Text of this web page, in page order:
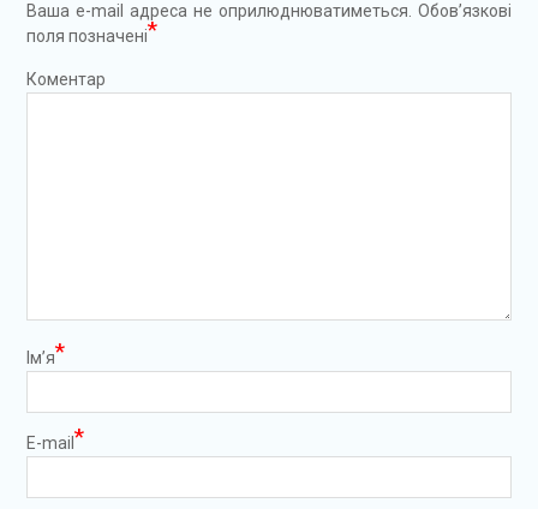
Ваша e-mail адреса не оприлюднюватиметься. Обов’язкові
поля позначені*
Коментар
Ім’я*
E-mail *